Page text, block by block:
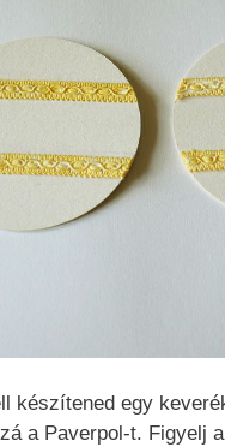
készítened egy
a Paverpol-t. Figyelj